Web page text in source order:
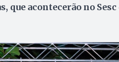
que acontecerão no Sesc